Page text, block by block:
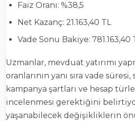
Faiz Oranı: %38,5
Net Kazanç: 21.163,40 TL
Vade Sonu Bakiye: 781.163,40
Uzmanlar, mevduat yatırımı
oranlarının yanı sıra vade
kampanya şartları ve hesap
incelenmesi gerektiğini
yaşanabilecek değişikliklerin